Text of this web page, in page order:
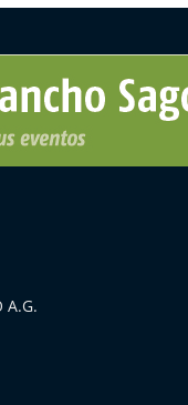
A.G.